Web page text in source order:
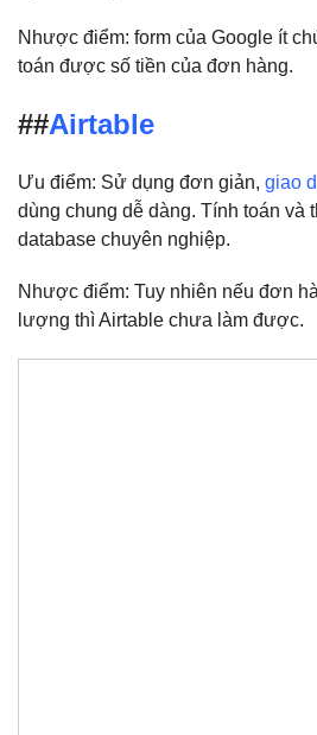
Nhược điểm: form của Google ít
toán được số tiền của đơn hàng.
##Airtable
Ưu điểm: Sử dụng đơn giản, giao
dùng chung dễ dàng. Tính toán và
database chuyên nghiệp.
Nhược điểm: Tuy nhiên nếu đơn
lượng thì Airtable chưa làm được.